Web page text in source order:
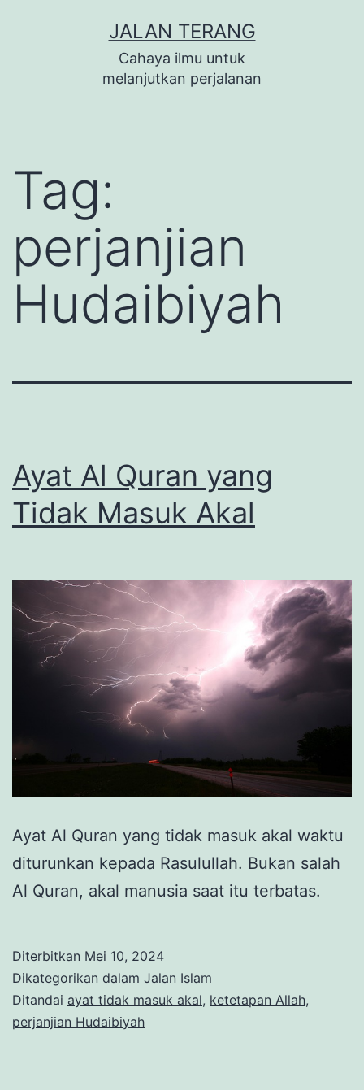
JALAN TERANG
Cahaya ilmu untuk
melanjutkan perjalanan
Tag:
perjanjian
Hudaibiyah
Ayat Al Quran yang
Tidak Masuk Akal
Ayat Al Quran yang tidak masuk akal waktu
diturunkan kepada Rasulullah. Bukan salah
Al Quran, akal manusia saat itu terbatas.
Diterbitkan Mei 10, 2024
Dikategorikan dalam Jalan Islam
Ditandai ayat tidak masuk akal, ketetapan Allah,
perjanjian Hudaibiyah